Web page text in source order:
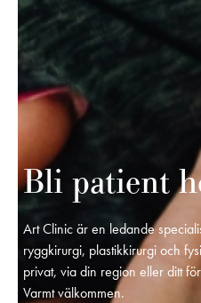
Bli patient
Art Clinic är en ledande
ryggkirurgi, plastikkirurgi och
privat, via din region eller ditt
Varmt välkommen.